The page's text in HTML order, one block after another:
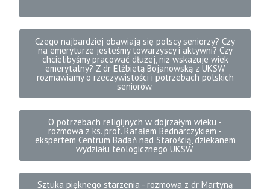
Czego najbardziej obawiają się polscy seniorzy? Czy
na emeryturze jesteśmy towarzyscy i aktywni? Czy
chcielibyśmy pracować dłużej, niż wskazuje wiek
emerytalny? Z dr Elżbietą Bojanowską z UKSW
rozmawiamy o rzeczywistości i potrzebach polskich
seniorów.
O potrzebach religijnych w dojrzałym wieku -
rozmowa z ks. prof. Rafałem Bednarczykiem -
ekspertem Centrum Badań nad Starością, dziekanem
wydziału teologicznego UKSW.
Sztuka pięknego starzenia - rozmowa z dr Martyną